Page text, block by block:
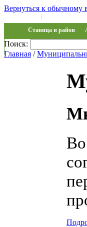
Вернуться к обычному
|
Станица и район
Обращения
Поиск:
Главная /